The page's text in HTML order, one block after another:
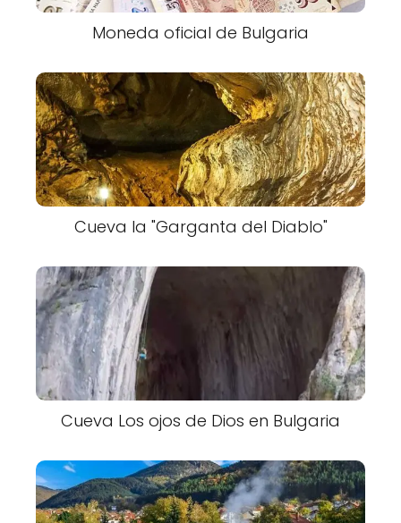
Moneda oficial de Bulgaria
Cueva la "Garganta del Diablo"
Cueva Los ojos de Dios en Bulgaria